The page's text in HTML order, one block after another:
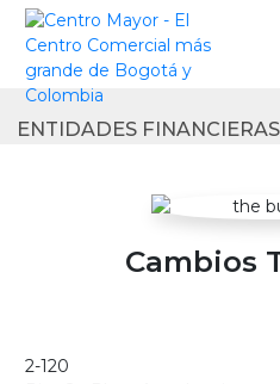
Skip
2-120
ENTIDADES FINANCIERAS
Cambios